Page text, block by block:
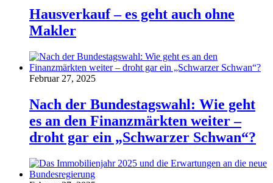
Hausverkauf – es geht auch ohne
Makler
Februar 27, 2025
Nach der Bundestagswahl: Wie geht
es an den Finanzmärkten weiter –
droht gar ein „Schwarzer Schwan“?